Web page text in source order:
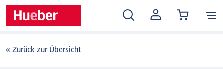
MEIN
KONTO
« Zurück zur Übersicht